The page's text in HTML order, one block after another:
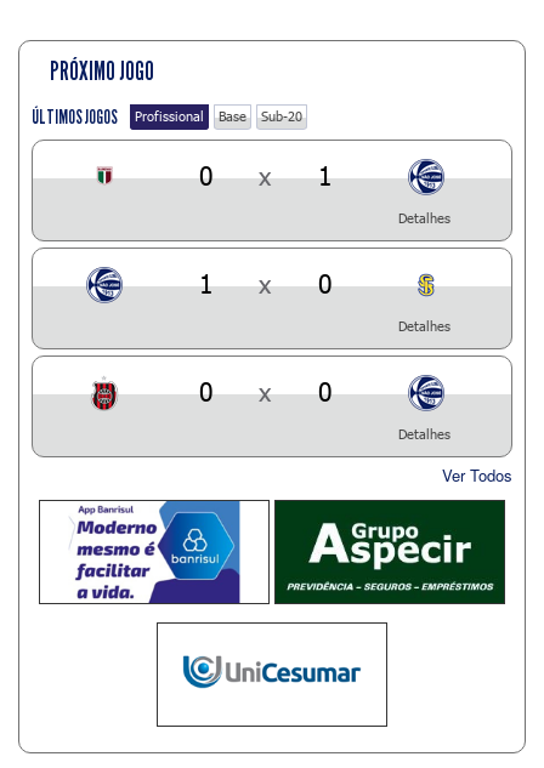
PRÓXIMO JOGO
ÚLTIMOS JOGOS Profissional Base Sub-20
0 x 1
Detalhes
1 x 0
Detalhes
0 x 0
Detalhes
Ver Todos